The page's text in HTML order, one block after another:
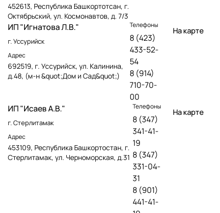
452613, Республика Башкортотсан, г.
Октябрьский, ул. Космонавтов, д. 7/3
ИП "Игнатова Л.В."
г. Уссурийск
Адрес
692519, г. Уссурийск, ул. Калинина,
д.48, (м-н &quot;Дом и Сад&quot;)
Телефоны
8 (423)
433-52-
54
8 (914)
710-70-
00
На карте
ИП "Исаев А.В."
г. Стерлитамак
Адрес
453109, Республика Башкортостан, г.
Стерлитамак, ул. Черноморская, д.31
Телефоны
8 (347)
341-41-
19
8 (347)
331-04-
31
8 (901)
441-41-
На карте